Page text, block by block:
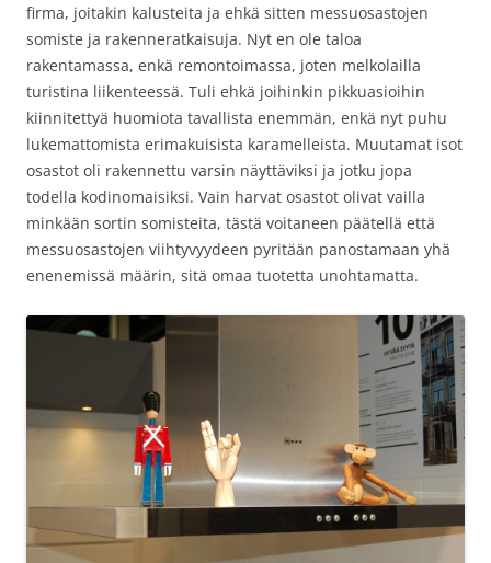
firma, joitakin kalusteita ja ehkä sitten messuosastojen
somiste ja rakenneratkaisuja. Nyt en ole taloa
rakentamassa, enkä remontoimassa, joten melkolailla
turistina liikenteessä. Tuli ehkä joihinkin pikkuasioihin
kiinnitettyä huomiota tavallista enemmän, enkä nyt puhu
lukemattomista erimakuisista karamelleista. Muutamat isot
osastot oli rakennettu varsin näyttäviksi ja jotku jopa
todella kodinomaisiksi. Vain harvat osastot olivat vailla
minkään sortin somisteita, tästä voitaneen päätellä että
messuosastojen viihtyvyydeen pyritään panostamaan yhä
enenemissä määrin, sitä omaa tuotetta unohtamatta.